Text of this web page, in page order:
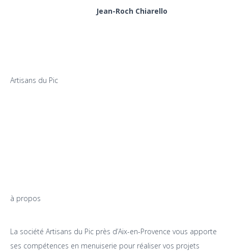
Jean-Roch Chiarello
Artisans du Pic
à propos
La société Artisans du Pic près d’Aix-en-Provence vous apporte
ses compétences en menuiserie pour réaliser vos projets